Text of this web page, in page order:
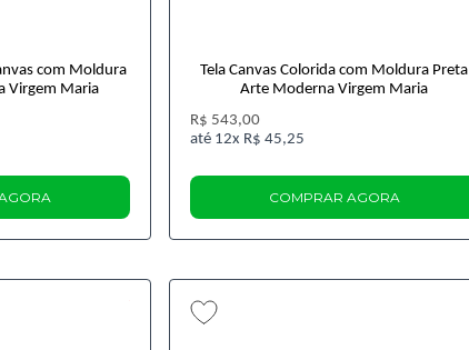
com Moldura
Virgem Maria
Tela Canvas Colorida com Moldura Preta
Arte Moderna Virgem Maria
R$ 543,00
12x R$ 45,25
COMPRAR AGORA